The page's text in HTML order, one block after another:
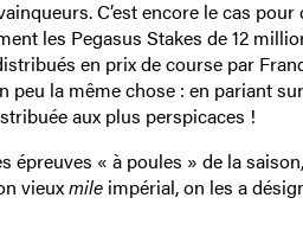
C’est encore le cas
les Pegasus Stakes de 12
en prix de course par
peu la même chose : en pariant
aux plus perspicaces !
épreuves « à poules » de la
vieuxmileimpérial, on les a